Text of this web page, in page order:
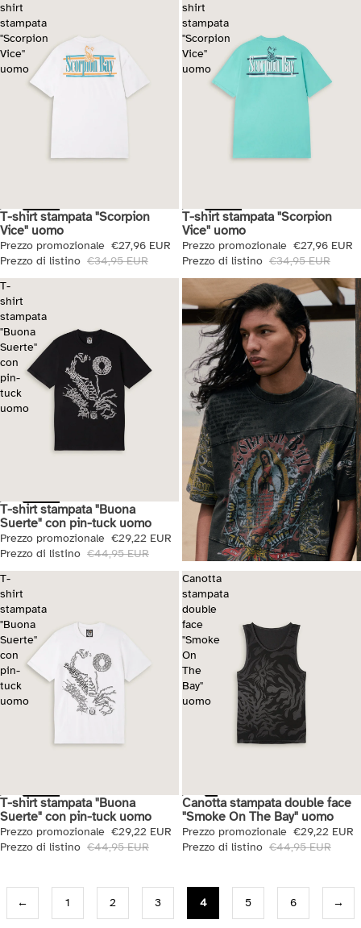
shirt
stampata
"Scorpion
Vice"
uomo
Saldi
T-shirt stampata "Scorpion
Vice" uomo
Prezzo promozionale €27,96 EUR
Prezzo di listino €34,95 EUR
shirt
stampata
"Scorpion
Vice"
uomo
Saldi
T-shirt stampata "Scorpion
Vice" uomo
Prezzo promozionale €27,96 EUR
Prezzo di listino €34,95 EUR
T-
shirt
stampata
"Buona
Suerte"
con
pin-
tuck
uomo
Saldi
T-shirt stampata "Buona
Suerte" con pin-tuck uomo
Prezzo promozionale €29,22 EUR
Prezzo di listino €44,95 EUR
T-
shirt
stampata
"Buona
Suerte"
con
pin-
tuck
uomo
Saldi
T-shirt stampata "Buona
Suerte" con pin-tuck uomo
Prezzo promozionale €29,22 EUR
Prezzo di listino €44,95 EUR
Canotta
stampata
double
face
"Smoke
On
The
Bay"
uomo
Saldi
Canotta stampata double face
"Smoke On The Bay" uomo
Prezzo promozionale €29,22 EUR
Prezzo di listino €44,95 EUR
← 1 2 3 4 5 6 →